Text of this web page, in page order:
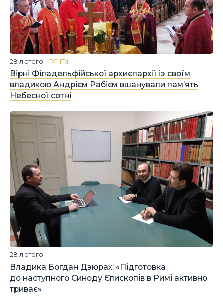
Вірні Філадельфійської архиєпархії із своїм
владикою Андрієм Рабієм вшанували пам’ять
Небесної сотні
28 лютого
Владика Богдан Дзюрах: «Підготовка
до наступного Синоду Єпископів в Римі активно
триває»
28 лютого